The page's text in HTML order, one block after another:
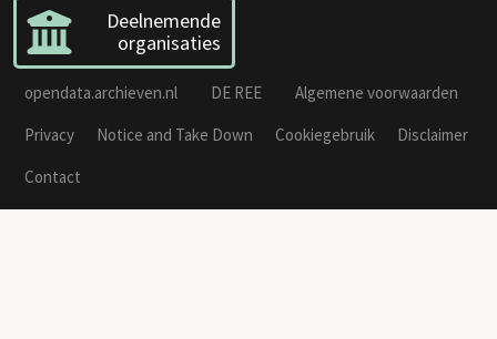
Deelnemende
organisaties
opendata.archieven.nl DE REE
Algemene voorwaarden
Privacy
Notice and Take Down Cookiegebruik
Disclaimer
Contact